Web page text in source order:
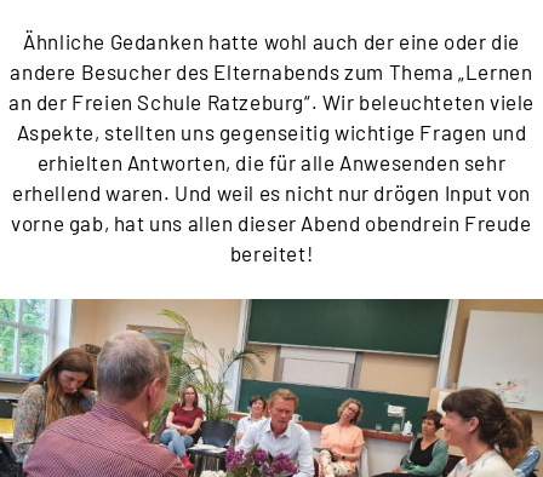
Ähnliche Gedanken hatte wohl auch der eine oder die
andere Besucher des Elternabends zum Thema „Lernen
an der Freien Schule Ratzeburg“. Wir beleuchteten viele
Aspekte, stellten uns gegenseitig wichtige Fragen und
erhielten Antworten, die für alle Anwesenden sehr
erhellend waren. Und weil es nicht nur drögen Input von
vorne gab, hat uns allen dieser Abend obendrein Freude
bereitet!